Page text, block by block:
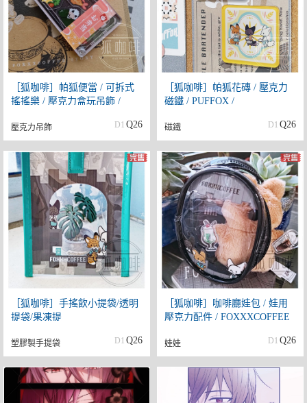
［狐咖啡］帕狐便當 / 可拆式
搖搖樂 / 壓克力盒玩吊飾 /
壓克力吊飾 D1 Q26
［狐咖啡］帕狐花磚 / 壓克力
磁鐵 / PUFFOX /
磁鐵 D1 Q26
［狐咖啡］手搖飲小提袋/透明
提袋/果凍提
塑膠製手提袋 D1 Q26
［狐咖啡］咖啡廳娃包 / 娃用
壓克力配件 / FOXXXCOFFEE
娃娃 D1 Q26